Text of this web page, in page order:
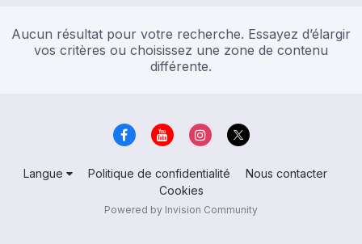
Aucun résultat pour votre recherche. Essayez d’élargir
vos critères ou choisissez une zone de contenu
différente.
Langue Politique de confidentialité
Nous contacter
Cookies
Powered by Invision Community